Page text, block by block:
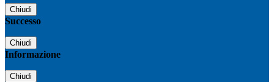
Chiudi
Successo
Chiudi
Informazione
Chiudi